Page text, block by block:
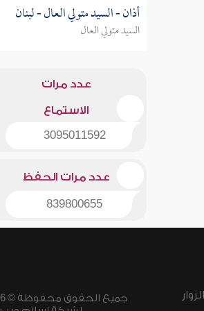
أذان - السيد متولي العال - لبنان
السيد متولي العال
عدد مرات
الاستماع
3095011592
عدد مرات الحفظ
839800655